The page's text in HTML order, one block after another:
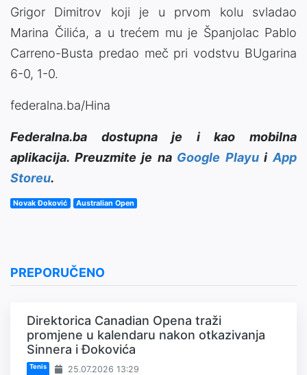
Grigor Dimitrov koji je u prvom kolu svladao
Marina Čilića, a u trećem mu je Španjolac Pablo
Carreno-Busta predao meč pri vodstvu BUgarina
6-0, 1-0.
federalna.ba/Hina
Federalna.ba dostupna je i kao mobilna
aplikacija. Preuzmite je na Google PlayuiApp
Storeu.
Novak Đoković Australian Open
PREPORUČENO
Direktorica Canadian Opena traži
promjene u kalendaru nakon otkazivanja
Sinnera i Đokovića
Tenis 25.07.2026 13:29